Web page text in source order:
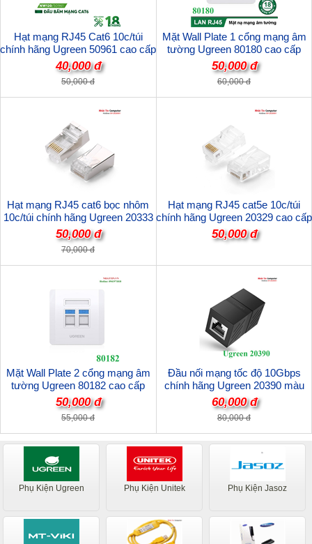
Hạt mạng RJ45 Cat6 10c/túi
chính hãng Ugreen 50961 cao cấp
40,000 đ
50,000 đ
Mặt Wall Plate 1 cổng mạng âm
tường Ugreen 80180 cao cấp
50,000 đ
60,000 đ
Hạt mạng RJ45 cat6 bọc nhôm
10c/túi chính hãng Ugreen 20333
cao cấp
50,000 đ
70,000 đ
Hạt mạng RJ45 cat5e 10c/túi
chính hãng Ugreen 20329 cao cấp
50,000 đ
Mặt Wall Plate 2 cổng mạng âm
tường Ugreen 80182 cao cấp
50,000 đ
55,000 đ
Đầu nối mạng tốc độ 10Gbps
chính hãng Ugreen 20390 màu
đen
60,000 đ
80,000 đ
Phụ Kiện Ugreen Phụ Kiện Unitek Phụ Kiện Jasoz